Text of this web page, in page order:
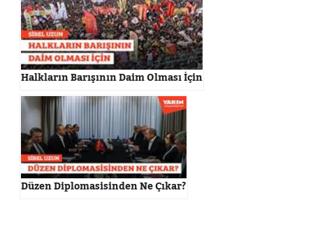
Halkların Barışının Daim Olması İçin
Düzen Diplomasisinden Ne Çıkar?